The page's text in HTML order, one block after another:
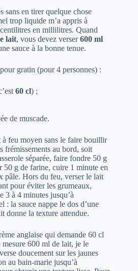
sans en tirer quelque chose
trop liquide m’a appris à
en millilitres. Quand
lait, vous devez verser600 ml
sauce à la bonne tenue.
gratin (pour 4 personnes) :
60 cl) ;
de muscade.
feu moyen sans le faire bouillir
frémissements au bord, soit
séparée, faire fondre 50 g
50 g de farine, cuire 1 minute en
pâle. Hors du feu, verser le lait
pour éviter les grumeaux,
3 à 4 minutes jusqu’à
: la sauce nappe le dos d’une
donne la texture attendue.
anglaise qui demande 60 cl
600 ml de lait, je le
doucement sur les jaunes
au bain-marie jusqu’à